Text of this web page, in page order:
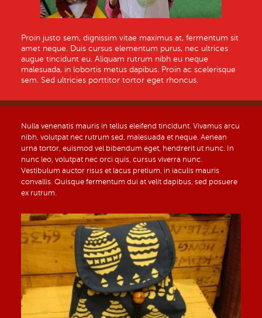
Proin justo sem, dignissim vitae maximus at, fermentum sit
amet neque. Duis cursus elementum purus, nec ultrices
augue tincidunt eu. Aliquam rutrum nibh eu neque
malesuada, in lobortis metus dapibus. Proin ac scelerisque
sem. Sed ultricies porttitor tortor eget rhoncus.
Nulla venenatis mauris in tellus eleifend tincidunt. Vivamus arcu
nibh, volutpat nec rutrum sed, malesuada et neque. Aenean
urna tortor, euismod vel bibendum eget, hendrerit ut nunc. In
nunc leo, volutpat nec orci quis, cursus viverra nunc.
Vestibulum auctor risus et lacus pretium, in iaculis mauris
convallis. Quisque fermentum dui at velit dapibus, sed posuere
ex rutrum.